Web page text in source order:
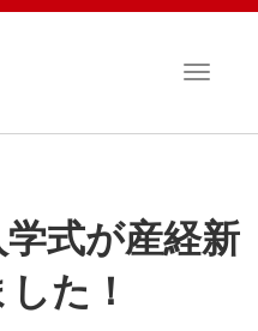
T
n
a
式が産経新
た！